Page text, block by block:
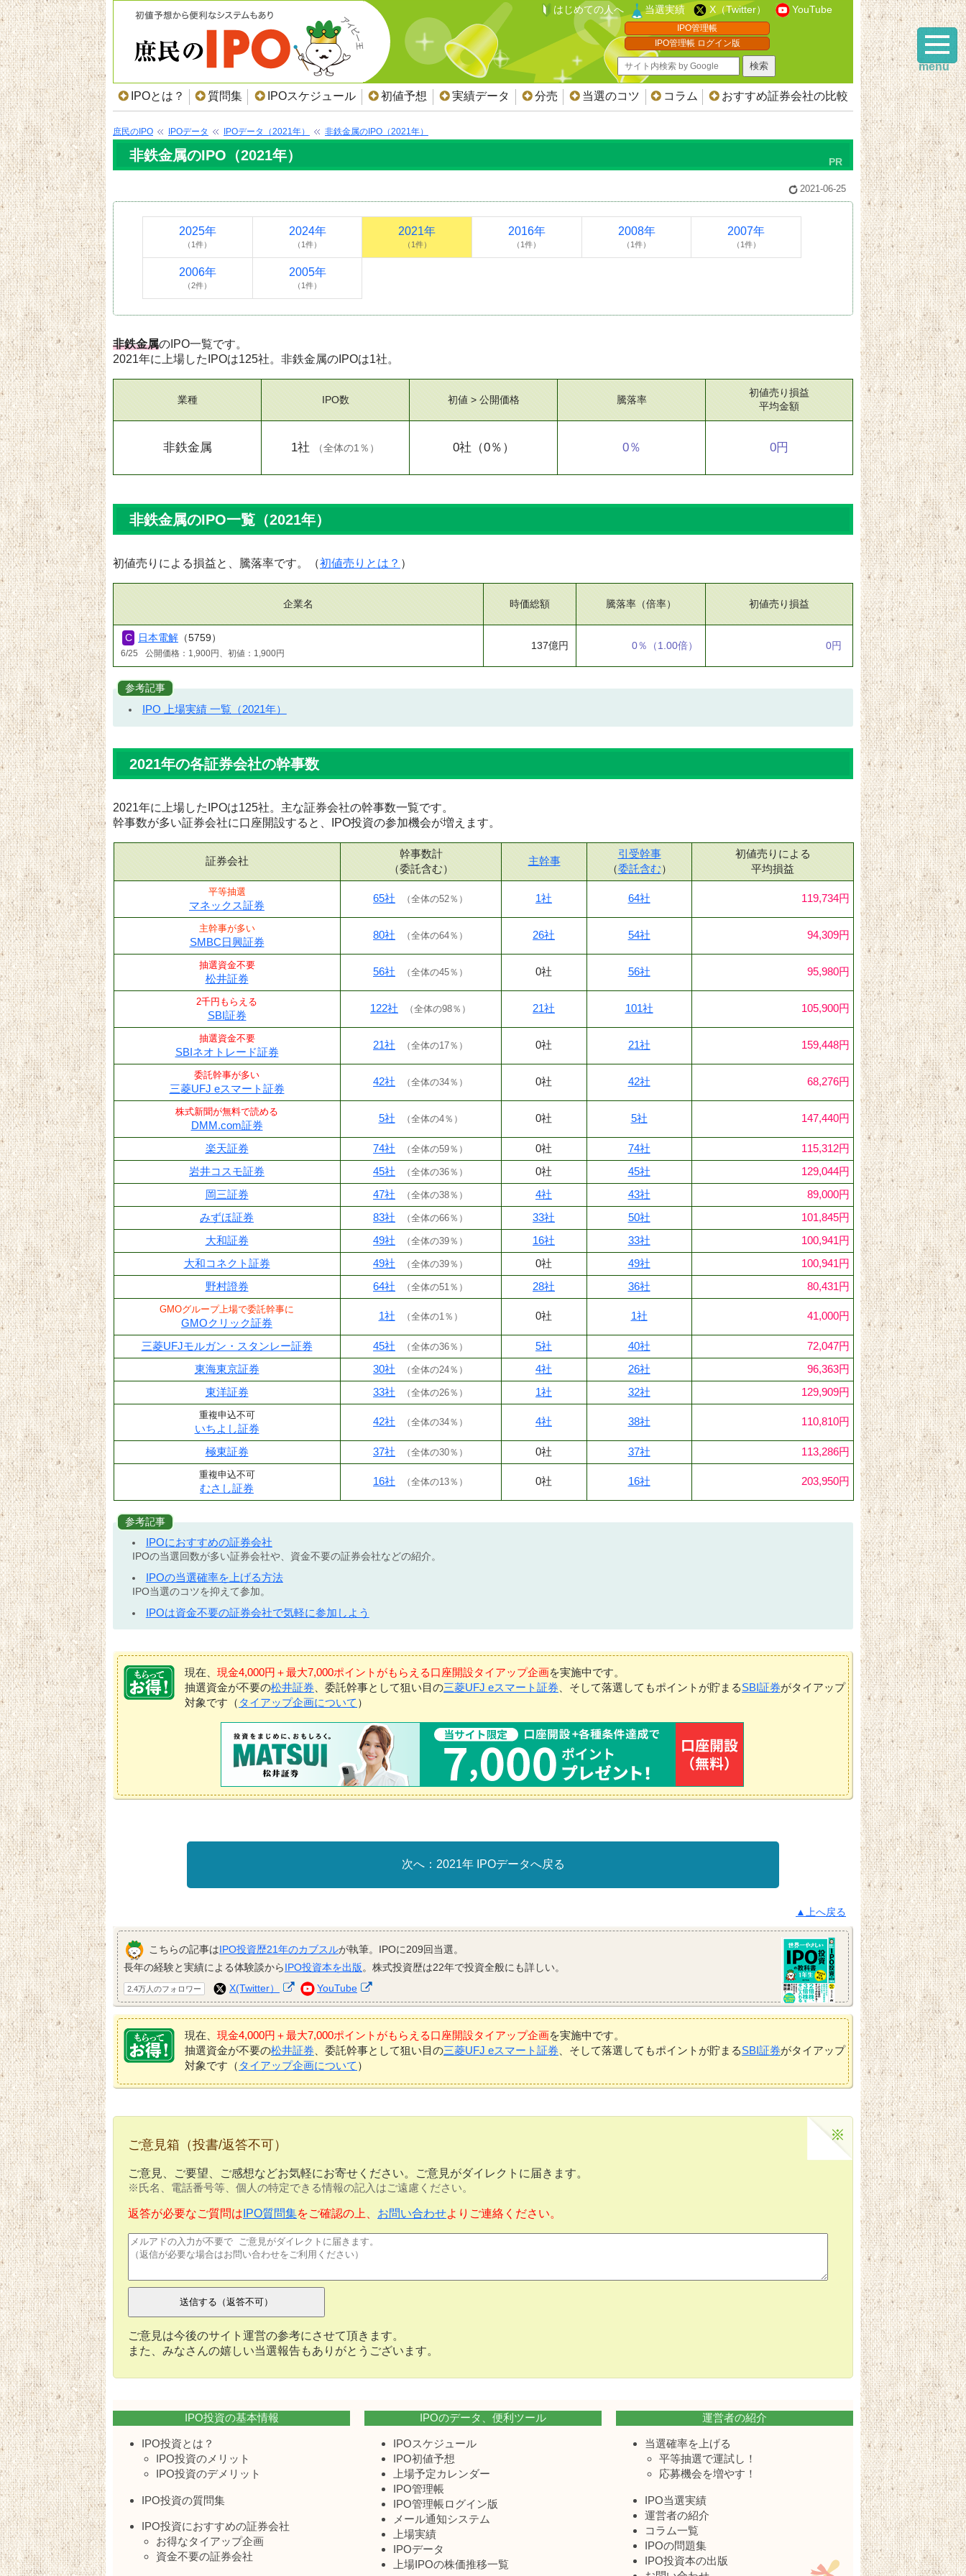
はじめての人へ 当選実績 X（Twitter） YouTube
IPO管理帳
IPO管理帳 ログイン版
IPOとは？ 質問集 IPOスケジュール 初値予想 実績データ 分売 当選のコツ コラム おすすめ証券会社の比較
庶民のIPO IPOデータ IPOデータ（2021年） 非鉄金属のIPO（2021年）
非鉄金属のIPO（2021年）
2021-06-25
2025年
（1件）
2024年
（1件）
2021年
（1件）
2016年
（1件）
2008年
（1件）
2007年
（1件）
2006年
（2件）
2005年
（1件）
非鉄金属のIPO一覧です。
2021年に上場したIPOは125社。非鉄金属のIPOは1社。
業種
非鉄金属
IPO数
1社 （全体の1％ ）
初値 > 公開価格
0社 （0％）
騰落率
0％
初値売り損益
平均金額
0円
非鉄金属のIPO一覧（2021年）
初値売りによる損益と、騰落率です。（初値売りとは？ ）
企業名 時価総額 騰落率（倍率） 初値売り損益
日本電解 （5759）
6/25 公開価格：1,900円、初値：1,900円
137億円 0％ （1.00倍） 0円
参考記事
IPO 上場実績 一覧（2021年）
2021年の各証券会社の幹事数
2021年に上場したIPOは125社。主な証券会社の幹事数一覧です。
幹事数が多い証券会社に口座開設すると、IPO投資の参加機会が増えます。
証券会社
幹事数計
（委託含む）
主幹事
引受幹事
（委託含む）
初値売りによる
平均損益
平等抽選
マネックス証券
65社 （全体の52％ ） 1社 64社 119,734円
主幹事が多い
SMBC日興証券
80社 （全体の64％ ） 26社 54社 94,309円
抽選資金不要
松井証券
56社 （全体の45％ ） 0社 56社 95,980円
2千円もらえる
SBI証券
122社 （全体の98％ ） 21社 101社 105,900円
抽選資金不要
SBIネオトレード証券
21社 （全体の17％ ） 0社 21社 159,448円
委託幹事が多い
三菱UFJ eスマート証券
42社 （全体の34％ ） 0社 42社 68,276円
株式新聞が無料で読める
DMM.com証券
5社 （全体の4％ ） 0社 5社 147,440円
楽天証券 74社 （全体の59％ ） 0社 74社
115,312円
岩井コスモ証券
45社 （全体の36％ ） 0社 45社
129,044円
岡三証券
47社 （全体の38％ ） 4社 43社
89,000円
みずほ証券
83社 （全体の66％ ） 33社 50社
101,845円
大和証券
49社 （全体の39％ ） 16社 33社
100,941円
大和コネクト証券
49社 （全体の39％ ） 0社 49社
100,941円
野村證券
64社 （全体の51％ ） 28社 36社 80,431円
GMOグループ上場で委託幹事に
GMOクリック証券
1社 （全体の1％ ） 0社 1社 41,000円
三菱UFJモルガン・スタンレー証券 45社 （全体の36％ ） 5社 40社
72,047円
東海東京証券
30社 （全体の24％ ） 4社 26社
96,363円
東洋証券
33社 （全体の26％ ） 1社 32社 129,909円
重複申込不可
いちよし証券
42社 （全体の34％ ） 4社 38社 110,810円
極東証券 37社 （全体の30％ ） 0社 37社 113,286円
重複申込不可
むさし証券
16社 （全体の13％ ） 0社 16社 203,950円
参考記事
IPOにおすすめの証券会社
IPOの当選回数が多い証券会社や、資金不要の証券会社などの紹介。
IPOの当選確率を上げる方法
IPO当選のコツを抑えて参加。
IPOは資金不要の証券会社で気軽に参加しよう
現在、 現金4,000円＋最大7,000ポイントがもらえる口座開設タイアップ企画を実施中です。
抽選資金が不要の松井証券 、委託幹事として狙い目の三菱UFJ eスマート証券 、そして落選してもポイントが貯まるSBI証券がタイアップ
対象です（ タイアップ企画について ）
2021年 IPOデータへ戻る
▲上へ戻る
こちらの記事はIPO投資歴21年のカブスルが執筆。IPOに209回当選。
長年の経験と実績による体験談からIPO投資本を出版。株式投資歴は22年で投資全般にも詳しい。
2.4万人のフォロワー X(Twitter） YouTube
現在、 現金4,000円＋最大7,000ポイントがもらえる口座開設タイアップ企画を実施中です。
抽選資金が不要の松井証券 、委託幹事として狙い目の三菱UFJ eスマート証券 、そして落選してもポイントが貯まるSBI証券がタイアップ
対象です（ タイアップ企画について ）
ご意見箱（投書/返答不可）
ご意見、ご要望、ご感想などお気軽にお寄せください。ご意見がダイレクトに届きます。
※氏名、電話番号等、個人の特定できる情報の記入はご遠慮ください。
返答が必要なご質問は IPO質問集をご確認の上、 お問い合わせよりご連絡ください。
ご意見は今後のサイト運営の参考にさせて頂きます。
また、みなさんの嬉しい当選報告もありがとうございます。
IPO投資の基本情報
IPO投資とは？
IPO投資のメリット
IPO投資のデメリット
IPO投資の質問集
IPO投資におすすめの証券会社
お得なタイアップ企画
資金不要の証券会社
IPOのデータ、便利ツール
IPOスケジュール
IPO初値予想
上場予定カレンダー
IPO管理帳
IPO管理帳ログイン版
メール通知システム
上場実績
IPOデータ
上場IPOの株価推移一覧
運営者の紹介
当選確率を上げる
平等抽選で運試し！
応募機会を増やす！
IPO当選実績
運営者の紹介
コラム一覧
IPOの問題集
IPO投資本の出版
menu